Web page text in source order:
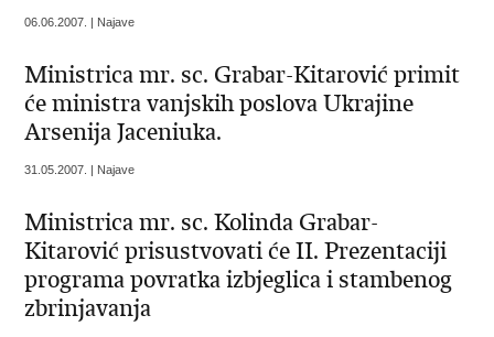
06.06.2007. | Najave
Ministrica mr. sc. Grabar-Kitarović primit
će ministra vanjskih poslova Ukrajine
Arsenija Jaceniuka.
31.05.2007. | Najave
Ministrica mr. sc. Kolinda Grabar-
Kitarović prisustvovati će II. Prezentaciji
programa povratka izbjeglica i stambenog
zbrinjavanja